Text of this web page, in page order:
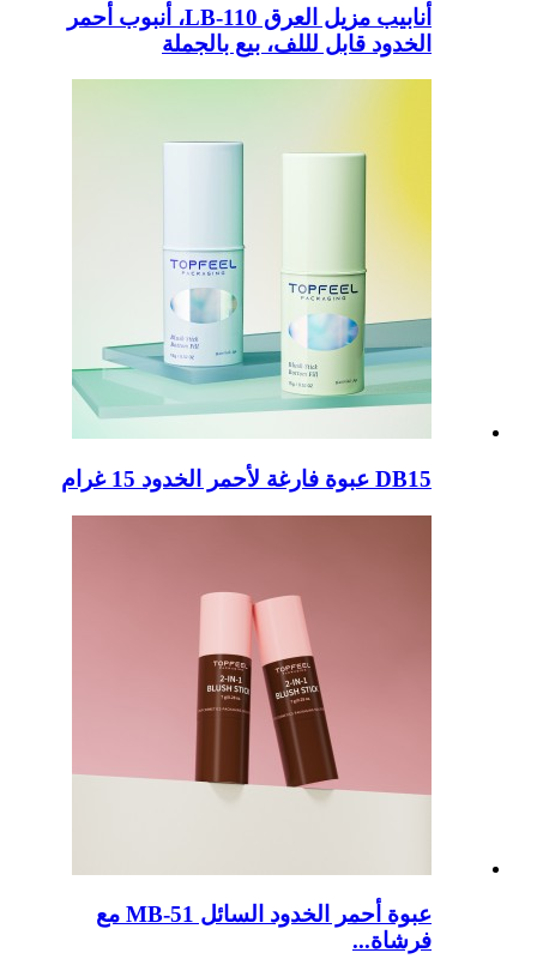
أنابيب مزيل العرق LB-110، أنبوب أحمر
الخدود قابل لللف، بيع بالجملة
DB15 عبوة فارغة لأحمر الخدود 15 غرام
عبوة أحمر الخدود السائل MB-51 مع
فرشاة...